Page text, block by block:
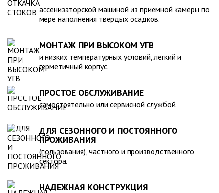
компанией, произведена в полном соответствии с
действующими стандартами и полностью безопасна в
экологическом отношении.
ассенизаторской машиной из приемной камеры по
мере наполнения твердых осадков.
МОНТАЖ ПРИ ВЫСОКОМ УГВ
и низких температурных условий, легкий и
герметичный корпус.
ПРОСТОЕ ОБСЛУЖИВАНИЕ
самостоятельно или сервисной службой.
ДЛЯ СЕЗОННОГО И ПОСТОЯННОГО
ПРОЖИВАНИЯ
(пользования), частного и производственного
сектора.
НАДЕЖНАЯ КОНСТРУКЦИЯ